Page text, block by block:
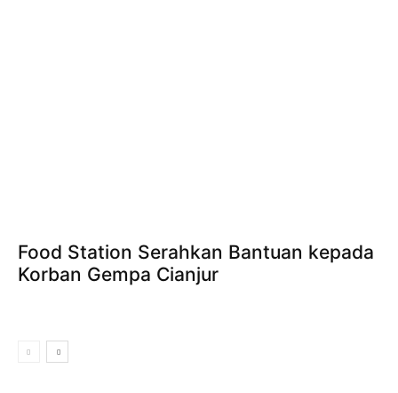
Food Station Serahkan Bantuan kepada
Korban Gempa Cianjur